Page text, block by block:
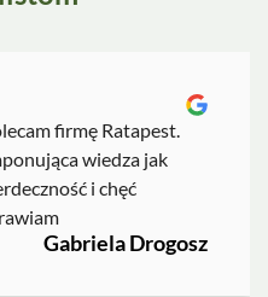
firmę Ratapest.
wiedza jak
i chęć
Gabriela Drogosz